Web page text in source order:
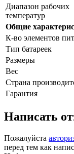
Диапазон рабочих
температур
Общие
К-во элементов
Тип батареек
Размеры
Вес
Страна
Гарантия
Написать
Пожалуйста
перед тем как